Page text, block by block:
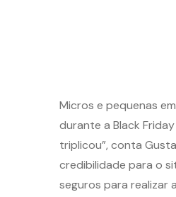
Micros e pequenas
durante a Black
triplicou”, conta
credibilidade para o
seguros para realizar